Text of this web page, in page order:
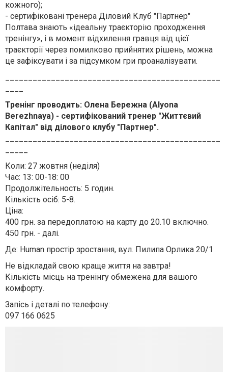
кожного);
- сертифіковані тренера Діловий Клуб "Партнер"
Полтава знають «ідеальну траєкторію проходження
тренінгу», і в момент відхилення гравця від цієї
траєкторії через помилково прийнятих рішень, можна
це зафіксувати і за підсумком гри проаналізувати.
Тренінг проводить: Олена Бережна (Alyona
Berezhnaya) - сертифікований тренер "Життєвий
Капітал" від ділового клубу "Партнер".
Коли: 27 жовтня (неділя)
Час: 13: 00-18: 00
Продолжітельность: 5 годин.
Кількість осіб: 5-8.
Ціна:
400 грн. за передоплатою на карту до 20.10 включно.
450 грн. - далі.
Де: Human простір зростання, вул. Пилипа Орлика 20/1
Не відкладай свою краще життя на завтра!
Кількість місць на тренінгу обмежена для вашого
комфорту.
Запісь і деталі по телефону:
097 166 0625